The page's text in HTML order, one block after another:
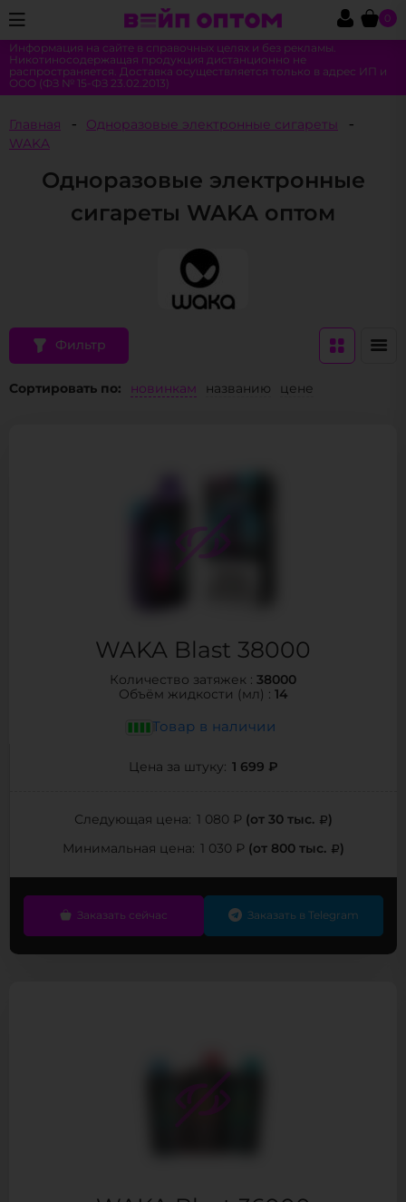
0
Информация на сайте в справочных целях и без рекламы.
Никотиносодержащая продукция дистанционно не
распространяется. Доставка осуществляется только в адрес ИП и
ООО (ФЗ № 15-ФЗ 23.02.2013)
Главная
Одноразовые электронные сигареты
WAKA
Одноразовые электронные
сигареты WAKA оптом
Фильтр
Сортировать по: новинкам названию цене
WAKA Blast 38000
Количество затяжек : 38000
Объём жидкости (мл) : 14
Товар в наличии
Цена за штуку: 1 699 ₽
Следующая цена: 1 080 ₽ (от 30 тыс. )
Минимальная цена: 1 030 ₽ (от 800 тыс. )
Заказать сейчас Заказать в Telegram